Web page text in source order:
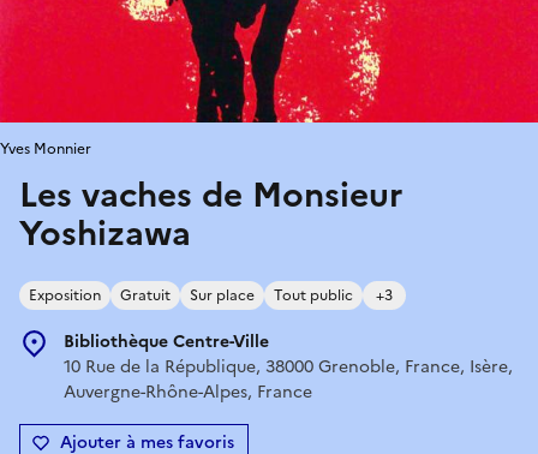
Les vaches de Monsieur
Yoshizawa
Exposition Gratuit Sur place Tout public +3
Bibliothèque Centre-Ville
10 Rue de la République, 38000 Grenoble, France, Isère,
Auvergne-Rhône-Alpes, France
Ajouter à mes favoris
Yves Monnier